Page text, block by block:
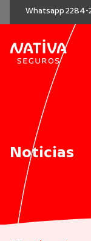
Whatsapp
Noticias